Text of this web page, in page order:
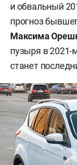
и обвальный
прогноз
Максима
пузыря в 2021-
станет